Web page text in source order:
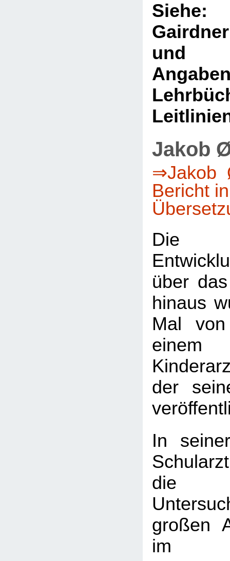
und
Jakob
⇒Jakob
Bericht
Die
über
hinaus
Mal
einem
der
In
die
großen
im